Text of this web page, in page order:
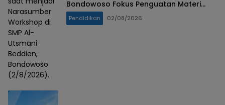
Narasumber
Workshop di
SMP Al-
Utsmani
Beddien,
Bondowoso
(2/8/2026).
Bondowoso Fokus Penguatan Materi
Esensial
Pendidikan 02/08/2026